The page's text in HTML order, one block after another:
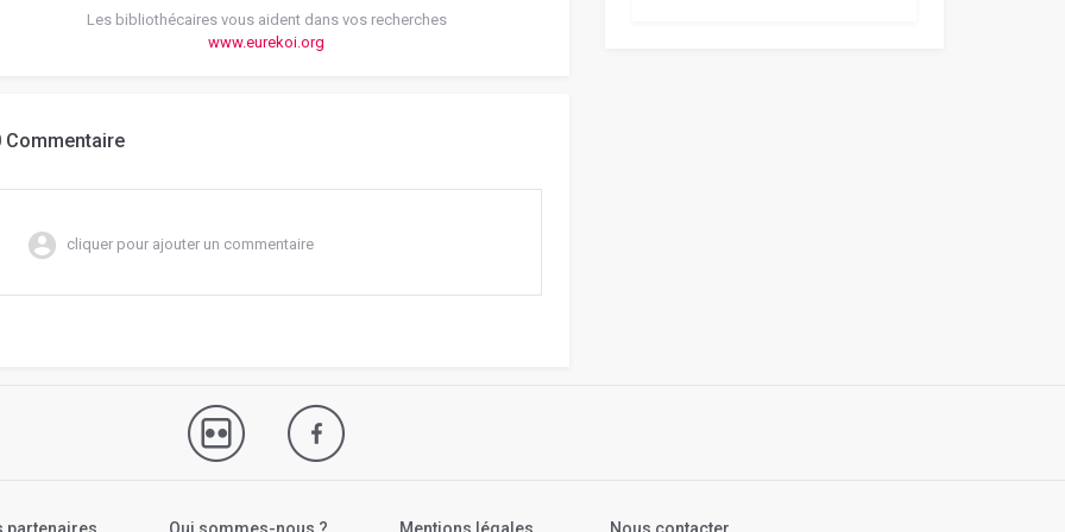
Les bibliothécaires vous aident dans vos recherches
www.eurekoi.org
Commentaire
cliquer pour ajouter un commentaire